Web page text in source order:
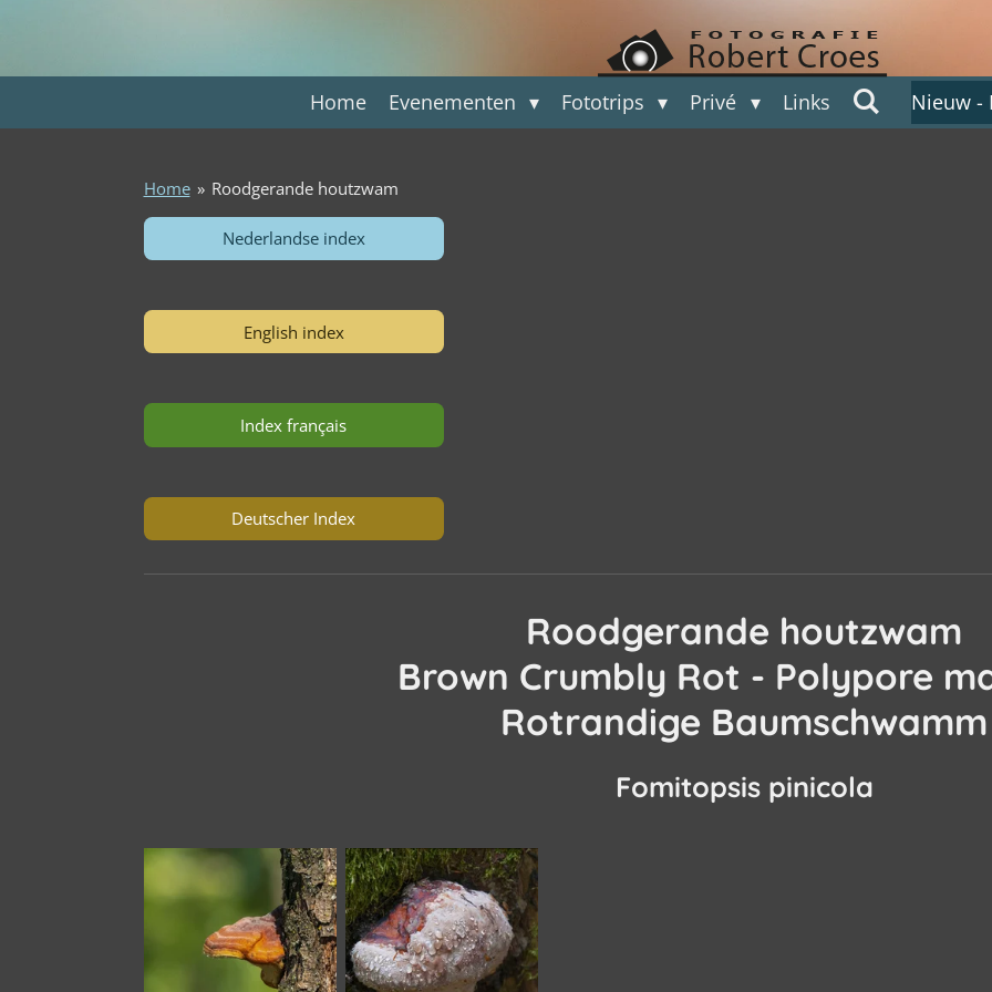
Home Evenementen Fototrips Privé Links Nieuw -
Home » Roodgerande houtzwam
Nederlandse index
English index
Index français
Deutscher Index
Roodgerande houtzwam
Brown Crumbly Rot - Polypore
Rotrandige Baumschwamm
Fomitopsis pinicola